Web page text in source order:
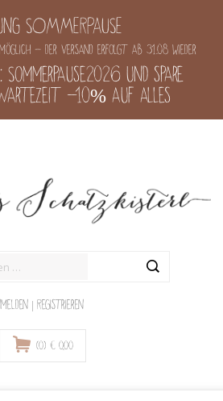
SOMMERPAUSE
- der Versand erfolgt ab 31.08 wieder
und spare
-10% auf alles
| Registrieren
(0) € 0,00